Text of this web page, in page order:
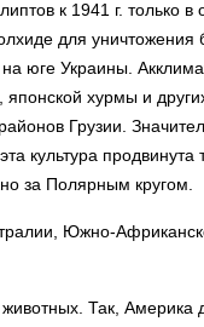
к 1941 г. только
для
юге Украины.
хурмы и
Грузии.
культура продвинута
за Полярным кругом.
Южно-
Так,